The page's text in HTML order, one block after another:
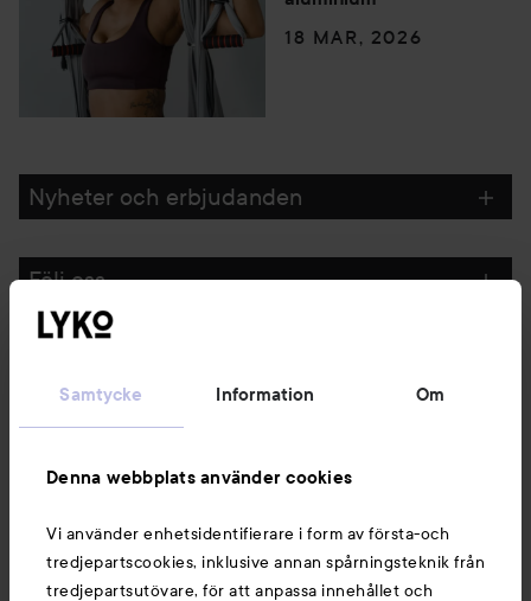
Samtycke Information Om
Denna webbplats använder cookies
Vi använder enhetsidentifierare i form av första-och
tredjepartscookies, inklusive annan spårningsteknik från
tredjepartsutövare, för att anpassa innehållet och
18 MAR, 2026
Nyheter och erbjudanden
Följ oss
Du kanske också gillar